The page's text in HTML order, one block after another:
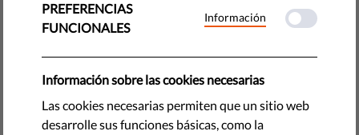
PREFERENCIAS
FUNCIONALES
Información
Información sobre las cookies necesarias
Las cookies necesarias permiten que un sitio web
desarrolle sus funciones básicas, como la